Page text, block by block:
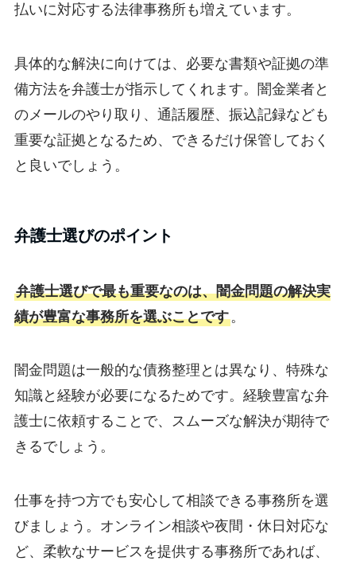
払いに対応する法律事務所も増えています。
具体的な解決に向けては、必要な書類や証拠の準
備方法を弁護士が指示してくれます。闇金業者と
のメールのやり取り、通話履歴、振込記録なども
重要な証拠となるため、できるだけ保管しておく
と良いでしょう。
弁護士選びのポイント
弁護士選びで最も重要なのは、闇金問題の解決実
績が豊富な事務所を選ぶことです。
闇金問題は一般的な債務整理とは異なり、特殊な
知識と経験が必要になるためです。経験豊富な弁
護士に依頼することで、スムーズな解決が期待で
きるでしょう。
仕事を持つ方でも安心して相談できる事務所を選
びましょう。オンライン相談や夜間・休日対応な
ど、柔軟なサービスを提供する事務所であれば、